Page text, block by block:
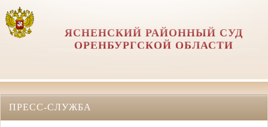
ЯСНЕНСКИЙ РАЙОННЫЙ СУД
ОРЕНБУРГСКОЙ ОБЛАСТИ
ПРЕСС-СЛУЖБА